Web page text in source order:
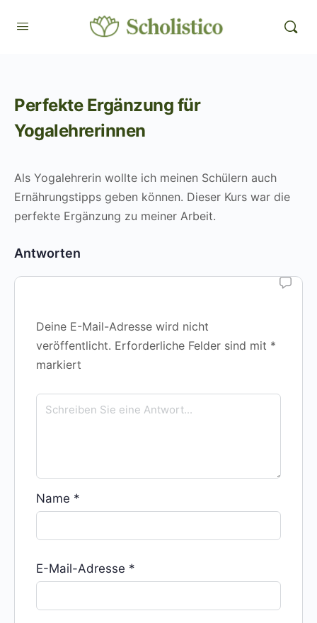
Perfekte Ergänzung für
Yogalehrerinnen
Als Yogalehrerin wollte ich meinen Schülern auch
Ernährungstipps geben können. Dieser Kurs war die
perfekte Ergänzung zu meiner Arbeit.
Antworten
Deine E-Mail-Adresse wird nicht
veröffentlicht. Erforderliche Felder sind mit *
markiert
Name *
E-Mail-Adresse *